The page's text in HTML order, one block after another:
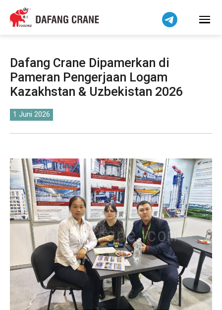
Dafang Crane Dipamerkan di
Pameran Pengerjaan Logam
Kazakhstan & Uzbekistan 2026
1 Juni 2026
हिन्दी
Bahasa Melayu
বাংলা
فارسی
Pilipino
اردو
Українська
Беларуская мова
Kiswahili
Dansk
Norsk
O‘zbekcha